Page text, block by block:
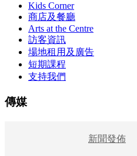
Kids Corner
商店及餐廳
Arts at the Centre
訪客資訊
場地租用及廣告
短期課程
支持我們
傳媒
新聞發佈